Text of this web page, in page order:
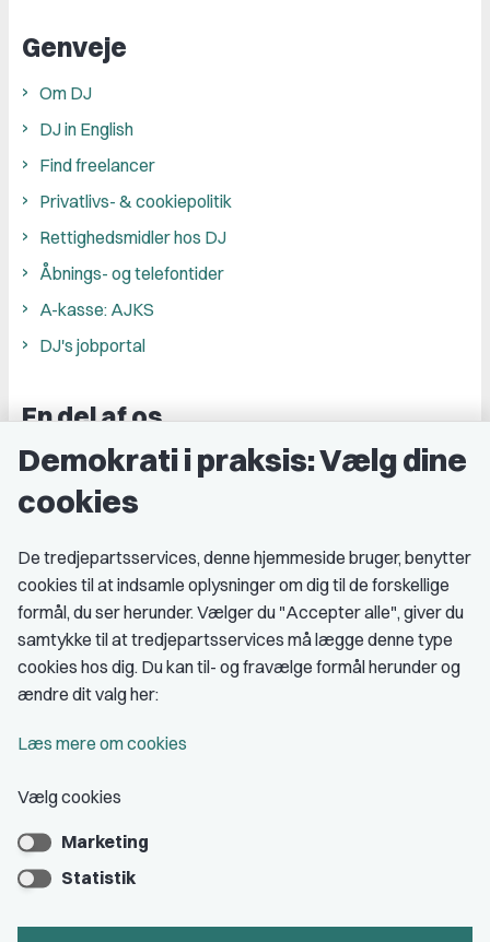
Genveje
Om DJ
DJ in English
Find freelancer
Privatlivs- & cookiepolitik
Rettighedsmidler hos DJ
Åbnings- og telefontider
A-kasse: AJKS
DJ's jobportal
En del af os
Grupper og kredse
Studenterorganisationer
Medlemskab
Fordele som medlem
Kontingent
Bliv medlem
Demokrati i praksis: Vælg dine
cookies
De tredjepartsservices, denne hjemmeside bruger, benytter
cookies til at indsamle oplysninger om dig til de forskellige
formål, du ser herunder. Vælger du "Accepter alle", giver du
samtykke til at tredjepartsservices må lægge denne type
cookies hos dig. Du kan til- og fravælge formål herunder og
ændre dit valg her:
Læs mere om cookies
Vælg cookies
Marketing
Statistik